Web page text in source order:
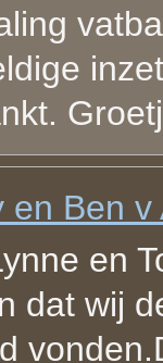
en Ben v
en
dat wij